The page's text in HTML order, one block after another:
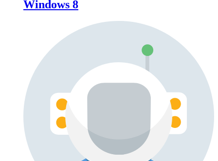
Windows 8